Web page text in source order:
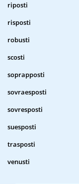
riposti
risposti
robusti
scosti
soprapposti
sovraesposti
sovresposti
suesposti
trasposti
venusti